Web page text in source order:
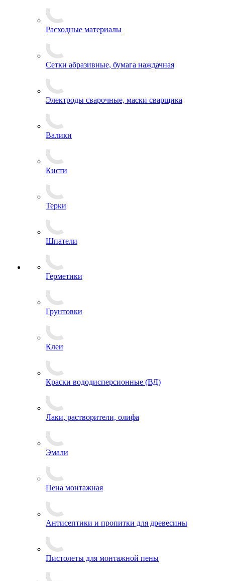
Расходные материалы
Сетки абразивные, бумага наждачная
Электроды сварочные, маски сварщика
Валики
Кисти
Терки
Шпатели
Герметики
Грунтовки
Клеи
Краски вододисперсионные (ВД)
Лаки, растворители, олифа
Эмали
Пена монтажная
Антисептики и пропитки для древесины
Пистолеты для монтажной пены